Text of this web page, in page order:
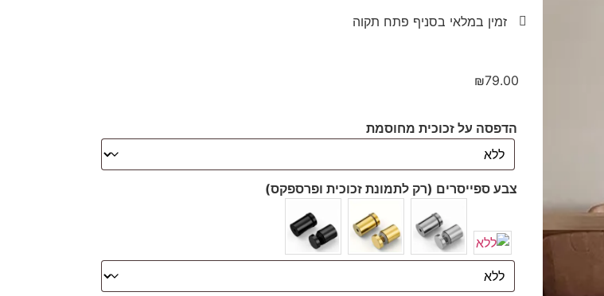
זמין במלאי בסניף פתח תקוה
₪79.00
הדפסה על זכוכית מחוסמת
צבע ספייסרים (רק לתמונת זכוכית ופרספקס)